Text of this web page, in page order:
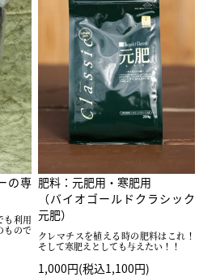
の専
も利用
もので
肥料：元肥用・寒肥用
（バイオゴールドクラシック
元肥）
クレマチスを植える時の肥料はこれ！
そして寒肥えとしても与えたい！！
1,000円(税込1,100円)